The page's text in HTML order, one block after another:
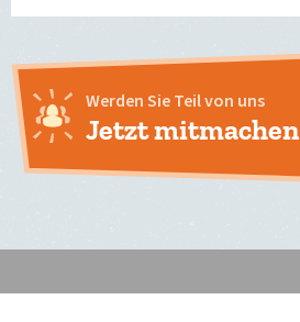
Werden Sie Teil von uns
Jetzt mitmachen